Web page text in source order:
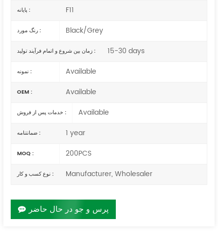
پایانه : F11
رنگ مورد : Black/Grey
زمان بین شروع و اتمام فرآیند تولید : 15-30 days
نمونه : Available
OEM : Available
خدمات پس از فروش : Available
ضمانتنامه : 1 year
MOQ : 200PCS
نوع کسب و کار : Manufacturer, Wholesaler
پرس و جو در حال حاضر